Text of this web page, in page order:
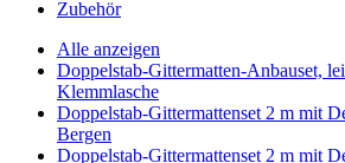
Zubehör
Alle anzeigen
Doppelstab-Gittermatten-Anbauset,
Klemmlasche
Doppelstab-Gittermattenset 2 m mit
Bergen
Doppelstab-Gittermattenset 2 m mit